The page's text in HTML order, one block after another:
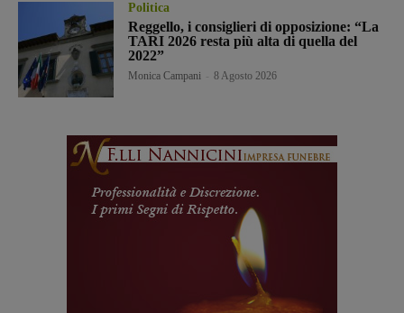
Politica
Reggello, i consiglieri di opposizione: “La
TARI 2026 resta più alta di quella del
2022”
Monica Campani 8 Agosto 2026